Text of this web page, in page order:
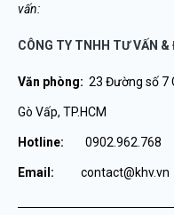
vấn:
CÔNG TY TNHH TƯ VẤN
Văn phòng: 23 Đường số 7
Gò Vấp, TP.HCM
Hotline: 0902.962.768
Email: contact@khv.vn